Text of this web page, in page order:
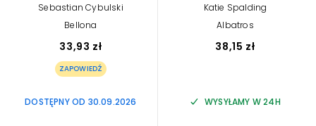
Sebastian Cybulski
Bellona
33,93 zł
ZAPOWIEDŹ
DOSTĘPNY OD 30.09.2026
Katie Spalding
Albatros
38,15 zł
WYSYŁAMY W 24H